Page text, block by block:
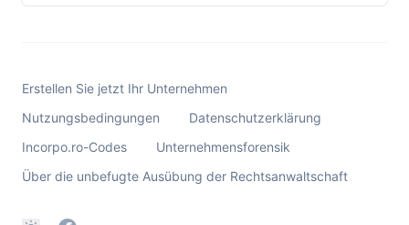
Erstellen Sie jetzt Ihr Unternehmen
Nutzungsbedingungen
Datenschutzerklärung
Incorpo.ro-Codes
Unternehmensforensik
Über die unbefugte Ausübung der Rechtsanwaltschaft